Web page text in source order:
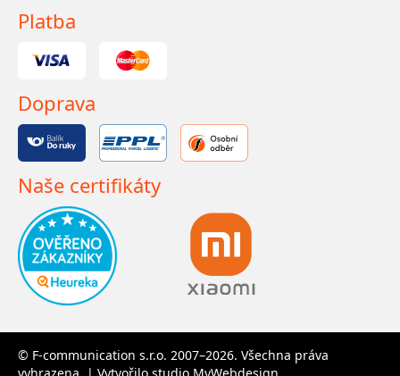
Platba
Doprava
Naše certifikáty
© F-communication s.r.o. 2007–2026. Všechna práva